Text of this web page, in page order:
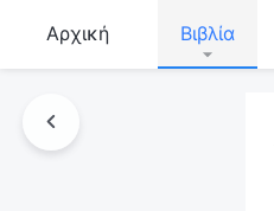
Αρχική Βιβλία